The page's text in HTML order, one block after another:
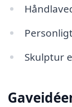
Skulptur